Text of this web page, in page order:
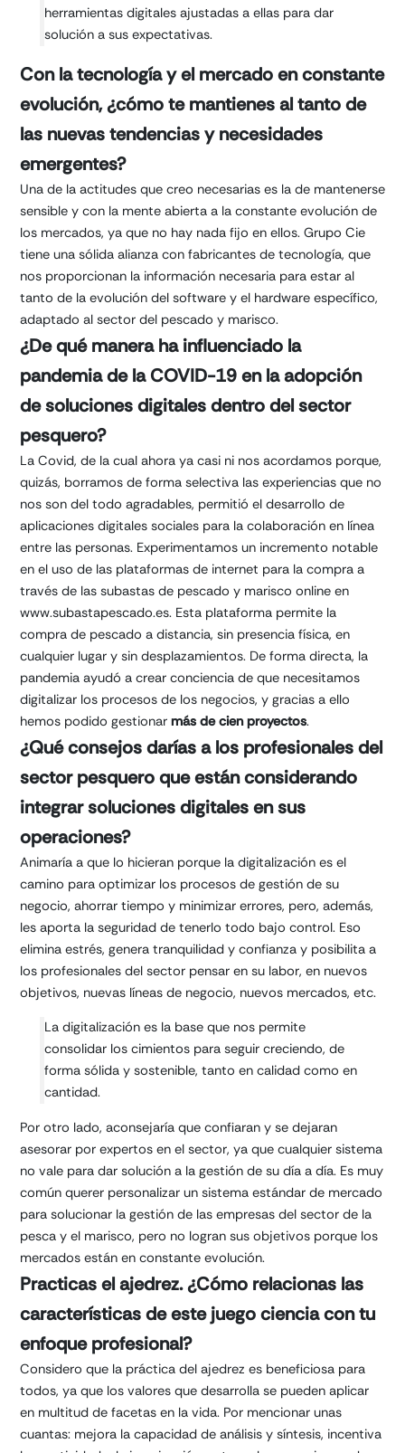
herramientas digitales ajustadas a ellas para dar
solución a sus expectativas.
Con la tecnología y el mercado en constante
evolución, ¿cómo te mantienes al tanto de
las nuevas tendencias y necesidades
emergentes?
Una de la actitudes que creo necesarias es la de mantenerse
sensible y con la mente abierta a la constante evolución de
los mercados, ya que no hay nada fijo en ellos. Grupo Cie
tiene una sólida alianza con fabricantes de tecnología, que
nos proporcionan la información necesaria para estar al
tanto de la evolución del software y el hardware específico,
adaptado al sector del pescado y marisco.
¿De qué manera ha influenciado la
pandemia de la COVID-19 en la adopción
de soluciones digitales dentro del sector
pesquero?
La Covid, de la cual ahora ya casi ni nos acordamos porque,
quizás, borramos de forma selectiva las experiencias que no
nos son del todo agradables, permitió el desarrollo de
aplicaciones digitales sociales para la colaboración en línea
entre las personas. Experimentamos un incremento notable
en el uso de las plataformas de internet para la compra a
través de las subastas de pescado y marisco online en
www.subastapescado.es. Esta plataforma permite la
compra de pescado a distancia, sin presencia física, en
cualquier lugar y sin desplazamientos. De forma directa, la
pandemia ayudó a crear conciencia de que necesitamos
digitalizar los procesos de los negocios, y gracias a ello
hemos podido gestionar más de cien proyectos.
¿Qué consejos darías a los profesionales del
sector pesquero que están considerando
integrar soluciones digitales en sus
operaciones?
Animaría a que lo hicieran porque la digitalización es el
camino para optimizar los procesos de gestión de su
negocio, ahorrar tiempo y minimizar errores, pero, además,
les aporta la seguridad de tenerlo todo bajo control. Eso
elimina estrés, genera tranquilidad y confianza y posibilita a
los profesionales del sector pensar en su labor, en nuevos
objetivos, nuevas líneas de negocio, nuevos mercados, etc.
La digitalización es la base que nos permite
consolidar los cimientos para seguir creciendo, de
forma sólida y sostenible, tanto en calidad como en
cantidad.
Por otro lado, aconsejaría que confiaran y se dejaran
asesorar por expertos en el sector, ya que cualquier sistema
no vale para dar solución a la gestión de su día a día. Es muy
común querer personalizar un sistema estándar de mercado
para solucionar la gestión de las empresas del sector de la
pesca y el marisco, pero no logran sus objetivos porque los
mercados están en constante evolución.
Practicas el ajedrez. ¿Cómo relacionas las
características de este juego ciencia con tu
enfoque profesional?
Considero que la práctica del ajedrez es beneficiosa para
todos, ya que los valores que desarrolla se pueden aplicar
en multitud de facetas en la vida. Por mencionar unas
cuantas: mejora la capacidad de análisis y síntesis, incentiva